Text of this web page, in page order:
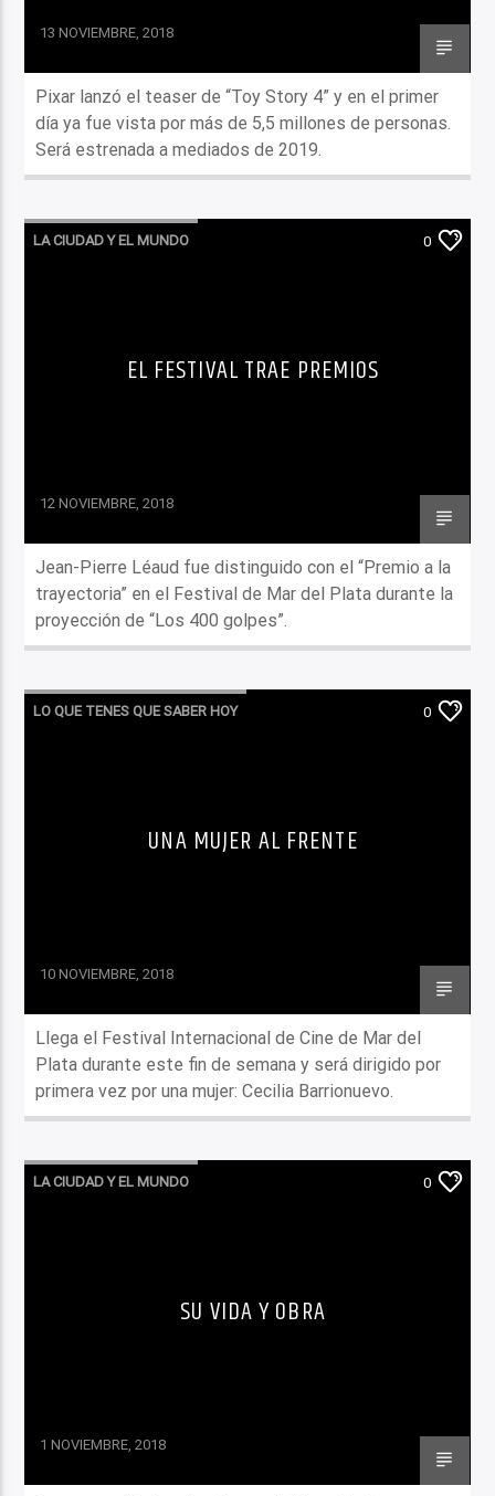
13 NOVIEMBRE, 2018
Pixar lanzó el teaser de “Toy Story 4” y en el primer
día ya fue vista por más de 5,5 millones de personas.
Será estrenada a mediados de 2019.
LA CIUDAD Y EL MUNDO 0
EL FESTIVAL TRAE PREMIOS
12 NOVIEMBRE, 2018
Jean-Pierre Léaud fue distinguido con el “Premio a la
trayectoria” en el Festival de Mar del Plata durante la
proyección de “Los 400 golpes”.
LO QUE TENES QUE SABER HOY 0
UNA MUJER AL FRENTE
10 NOVIEMBRE, 2018
Llega el Festival Internacional de Cine de Mar del
Plata durante este fin de semana y será dirigido por
primera vez por una mujer: Cecilia Barrionuevo.
LA CIUDAD Y EL MUNDO 0
SU VIDA Y OBRA
1 NOVIEMBRE, 2018